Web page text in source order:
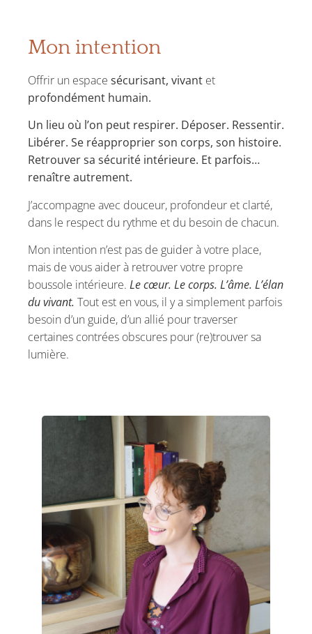
Mon intention
Offrir un espace sécurisant, vivant et
profondément humain.
Un lieu où l’on peut respirer. Déposer. Ressentir.
Libérer. Se réapproprier son corps, son histoire.
Retrouver sa sécurité intérieure. Et parfois…
renaître autrement.
J’accompagne avec douceur, profondeur et clarté,
dans le respect du rythme et du besoin de chacun.
Mon intention n’est pas de guider à votre place,
mais de vous aider à retrouver votre propre
boussole intérieure. Le cœur. Le corps. L’âme. L’élan
du vivant. Tout est en vous, il y a simplement parfois
besoin d’un guide, d’un allié pour traverser
certaines contrées obscures pour (re)trouver sa
lumière.